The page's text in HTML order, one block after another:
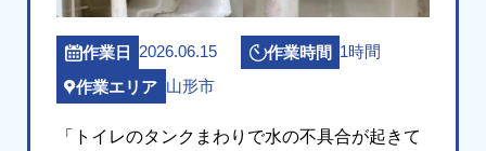
作業日 2026.06.15 作業時間 1時間
作業エリア 山形市
「トイレのタンクまわりで水の不具合が起きて